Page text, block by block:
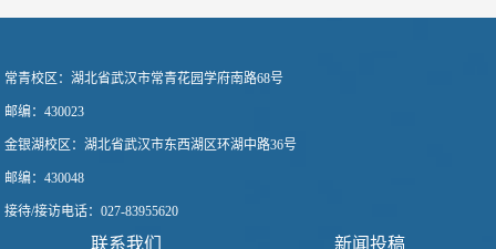
常青校区：湖北省武汉市常青花园学府南路68号
邮编：430023
金银湖校区：湖北省武汉市东西湖区环湖中路36号
邮编：430048
接待/接访电话：027-83955620
联系我们 新闻投稿